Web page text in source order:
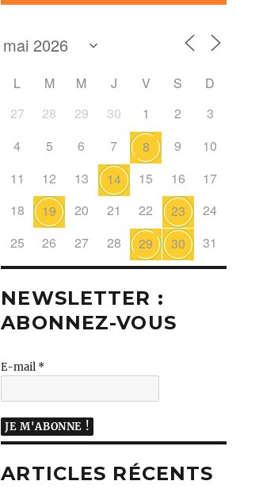
L M M J V S
D
27
28 29 30 1 2
3
4
5 6 7 8 9
10
11
12 13 14 15 16
17
18
19 20 21 22 23
24
25
26 27 28 29 30 31
NEWSLETTER :
ABONNEZ-VOUS
E-mail *
ARTICLES RÉCENTS